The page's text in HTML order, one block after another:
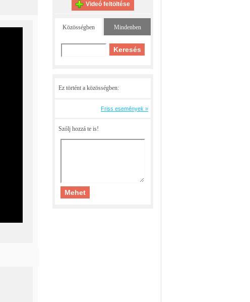
Videó feltöltése
Közösségben Mindenben
Ez történt a közösségben:
Friss események »
Szólj hozzá te is!